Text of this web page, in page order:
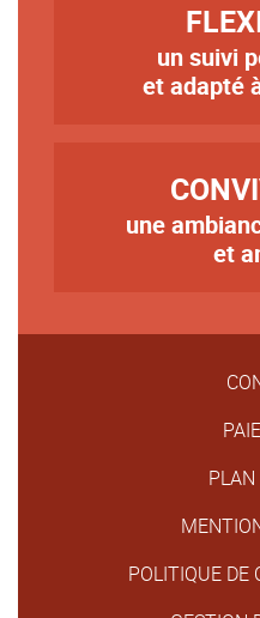
un suivi
et adapté
Texteune
et
POLITIQUE DE